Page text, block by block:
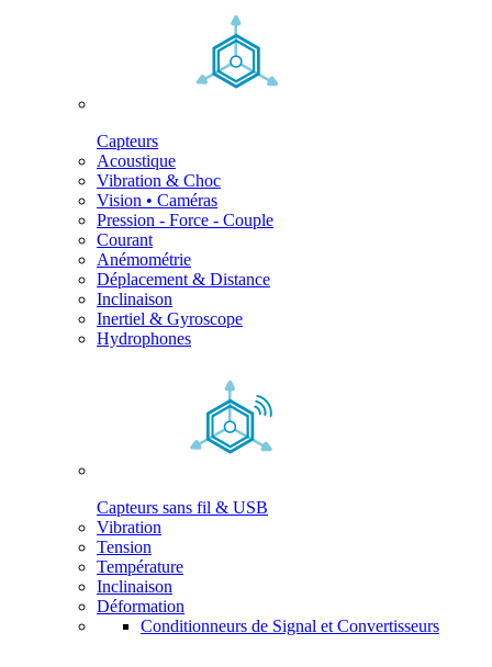
Capteurs
Acoustique
Vibration & Choc
Vision • Caméras
Pression - Force - Couple
Courant
Anémométrie
Déplacement & Distance
Inclinaison
Inertiel & Gyroscope
Hydrophones
Capteurs sans fil & USB
Vibration
Tension
Température
Inclinaison
Déformation
Conditionneurs de Signal et Convertisseurs